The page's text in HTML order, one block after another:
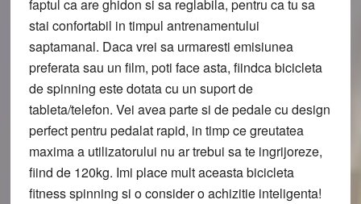
faptul ca are ghidon si sa reglabila, pentru ca tu sa
stai confortabil in timpul antrenamentului
saptamanal. Daca vrei sa urmaresti emisiunea
preferata sau un film, poti face asta, fiindca bicicleta
de spinning este dotata cu un suport de
tableta/telefon. Vei avea parte si de pedale cu design
perfect pentru pedalat rapid, in timp ce greutatea
maxima a utilizatorului nu ar trebui sa te ingrijoreze,
fiind de 120kg. Imi place mult aceasta bicicleta
fitness spinning si o consider o achizitie inteligenta!